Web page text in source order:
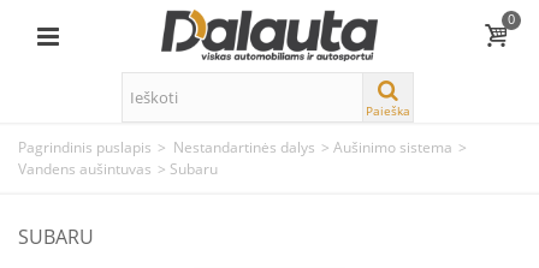
0
Paieška
Pagrindinis puslapis > Nestandartinės dalys > Aušinimo sistema >
Vandens aušintuvas > Subaru
SUBARU